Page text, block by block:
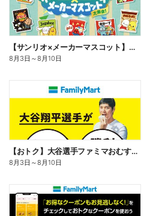
【サンリオ×メーカーマスコット】オリジナルグッズ貰える!
8月3日 ～8月10日
【おトク】大谷選手ファミマおむすび割
8月3日 ～8月10日